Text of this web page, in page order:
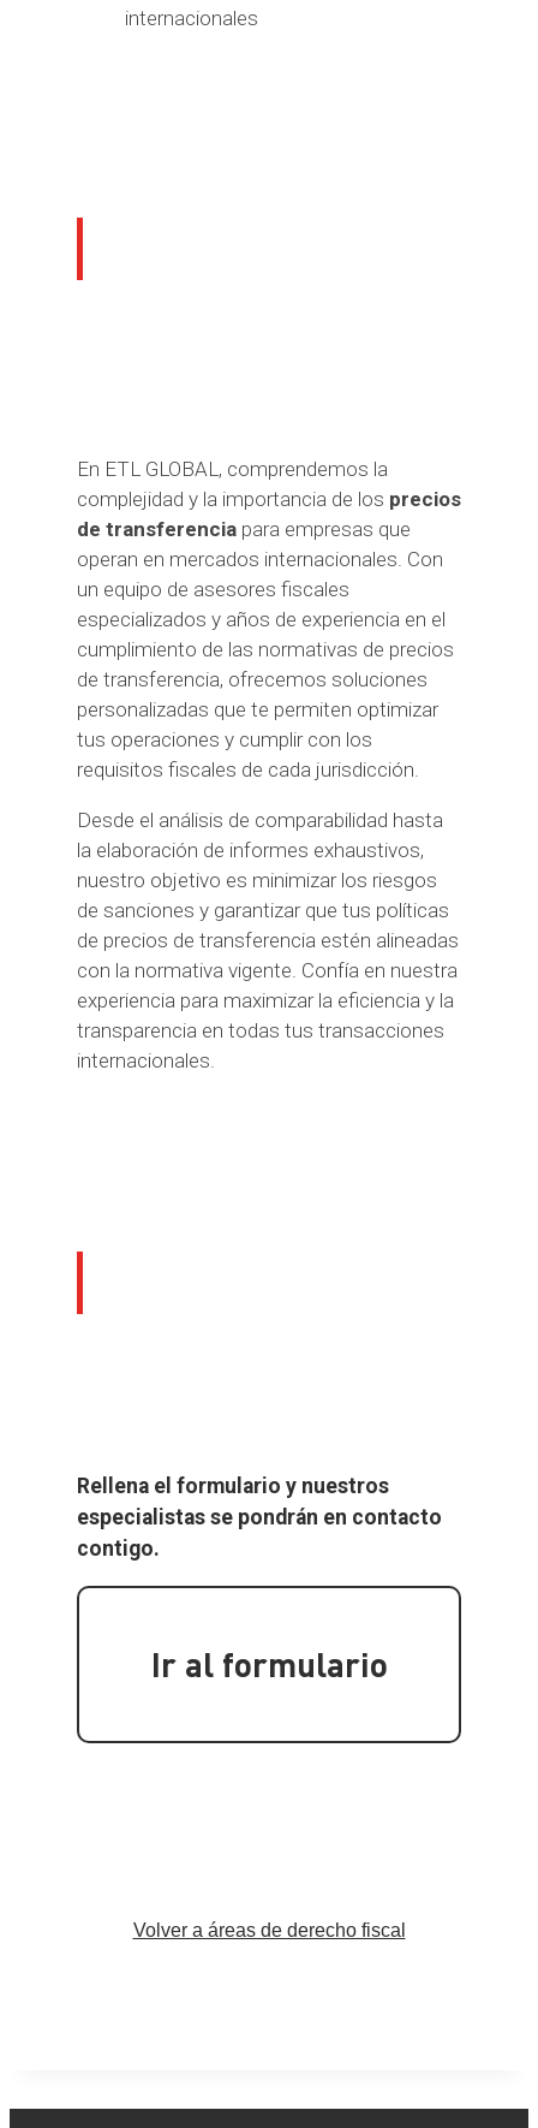
internacionales
En ETL GLOBAL, comprendemos la
complejidad y la importancia de los precios
de transferencia para empresas que
operan en mercados internacionales. Con
un equipo de asesores fiscales
especializados y años de experiencia en el
cumplimiento de las normativas de precios
de transferencia, ofrecemos soluciones
personalizadas que te permiten optimizar
tus operaciones y cumplir con los
requisitos fiscales de cada jurisdicción.
Desde el análisis de comparabilidad hasta
la elaboración de informes exhaustivos,
nuestro objetivo es minimizar los riesgos
de sanciones y garantizar que tus políticas
de precios de transferencia estén alineadas
con la normativa vigente. Confía en nuestra
experiencia para maximizar la eficiencia y la
transparencia en todas tus transacciones
internacionales.
Rellena el formulario y nuestros
especialistas se pondrán en contacto
contigo.
Ir al formulario
Volver a áreas de derecho fiscal